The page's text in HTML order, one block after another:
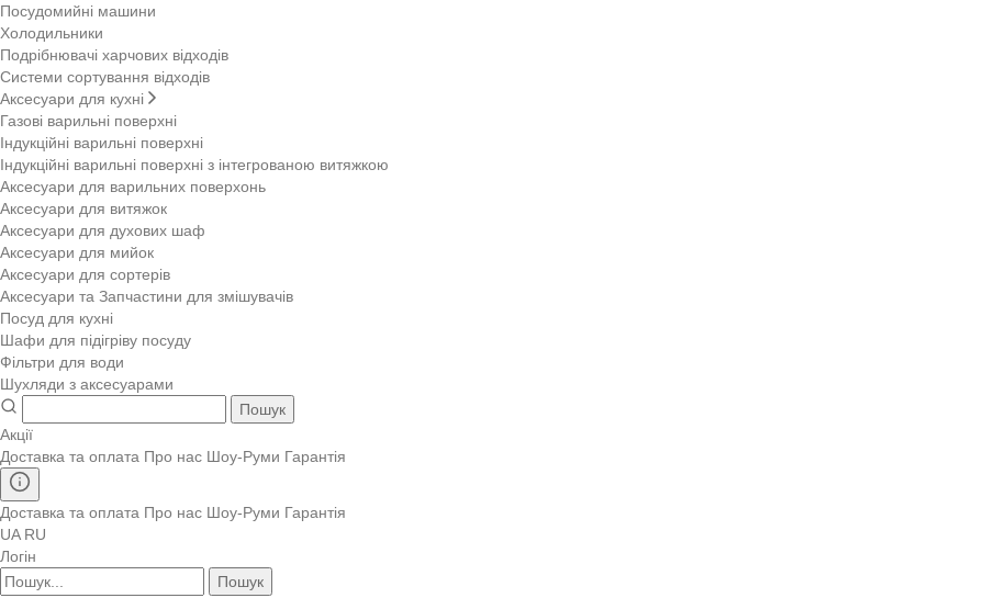
Посудомийні машини
Холодильники
Подрібнювачі харчових відходів
Системи сортування відходів
Аксесуари для кухні
Газові варильні поверхні
Індукційні варильні поверхні
Індукційні варильні поверхні з інтегрованою витяжкою
Аксесуари для варильних поверхонь
Аксесуари для витяжок
Аксесуари для духових шаф
Аксесуари для мийок
Аксесуари для сортерів
Аксесуари та Запчастини для змішувачів
Посуд для кухні
Шафи для підігріву посуду
Фільтри для води
Шухляди з аксесуарами
Пошук
Акції
Доставка та оплата Про нас Шоу-Руми Гарантія
Доставка та оплата Про нас Шоу-Руми Гарантія
UA RU
Логін
Пошук